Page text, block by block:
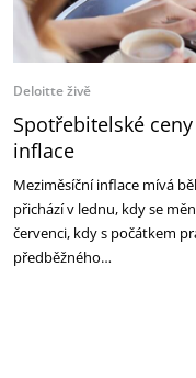
Deloitte živě
Spotřebitelské
inflace
Meziměsíční inflace mívá
přichází v lednu, kdy se
červenci, kdy s počátkem
předběžného…